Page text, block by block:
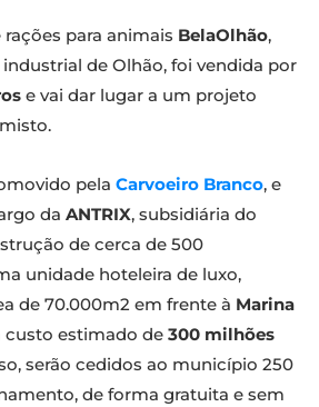
para animais BelaOlhão,
de Olhão, foi vendida por
e vai dar lugar a um projeto
pela Carvoeiro Branco, e
da ANTRIX, subsidiária do
de cerca de 500
unidade hoteleira de luxo,
de 70.000m2 em frente à Marina
custo estimado de 300 milhões
serão cedidos ao município 250
de forma gratuita e sem